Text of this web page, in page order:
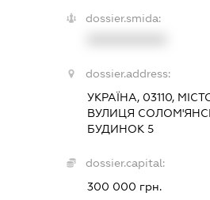
dossier.smida:
dossier.address:
УКРАЇНА, 03110,
ВУЛИЦЯ
БУДИНОК 5
dossier.capital:
300 000 грн.